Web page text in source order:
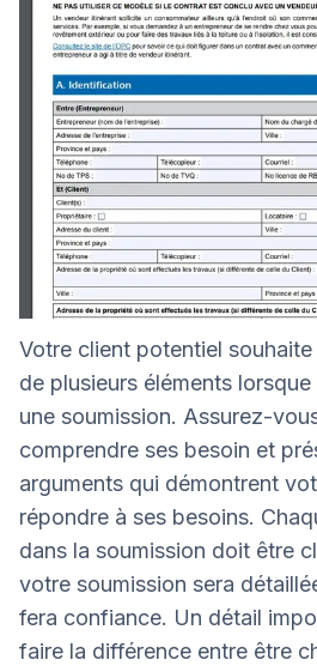
Votre client potentiel
de plusieurs éléments
une soumission. Assurez-
comprendre ses besoin et
arguments qui démontrent
répondre à ses besoins.
dans la soumission doit être
votre soumission sera
fera confiance. Un détail
faire la différence entre être